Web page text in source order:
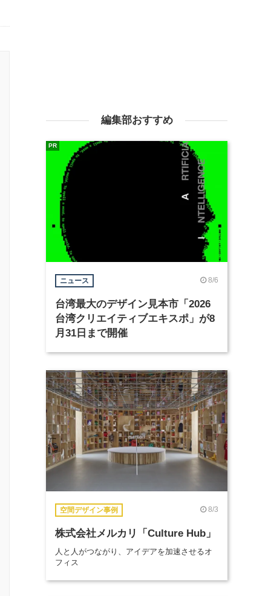
編集部おすすめ
ニュース 8/6
台湾最大のデザイン見本市「2026
台湾クリエイティブエキスポ」が8
月31日まで開催
PR
空間デザイン事例 8/3
株式会社メルカリ「Culture Hub」
人と人がつながり、アイデアを加速させるオ
フィス